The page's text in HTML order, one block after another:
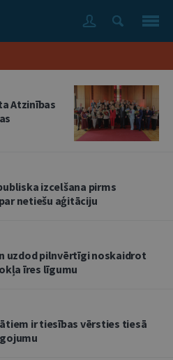
Atzinības
izcelšana pirms
netiešu aģitāciju
uzdod pilnvērtīgi noskaidrot
īres līgumu
ir tiesības vērsties tiesā